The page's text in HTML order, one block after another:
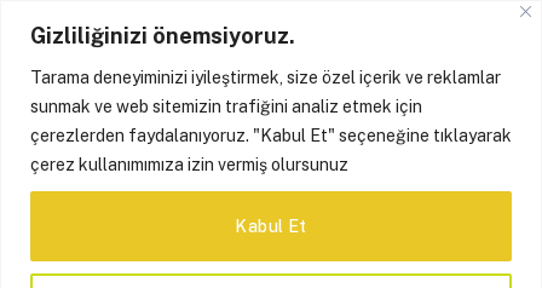
Gizliliğinizi önemsiyoruz.
Tarama deneyiminizi iyileştirmek, size özel içerik ve reklamlar
sunmak ve web sitemizin trafiğini analiz etmek için
çerezlerden faydalanıyoruz. "Kabul Et" seçeneğine tıklayarak
çerez kullanımımıza izin vermiş olursunuz
Kabul Et
Facebook
X
HAKKIMIZDA KÜNYE İLETIŞIM
YAZARLARIMIZ
REKLAM POLITIKASI
GIZLILIK POLITIKASI
ÇEREZ POLITIKASI
© 2026 Merhaba Avrupa | All Rights Reserved | Tüm Hakları Saklıdır